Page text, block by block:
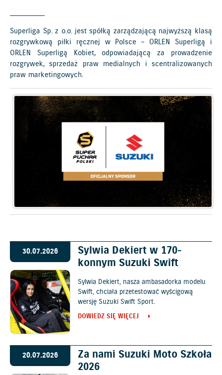
Superliga Sp. z o.o. jest spółką zarządzającą najwyższą klasą
rozgrywkową piłki ręcznej w Polsce – ORLEN Superligą i
ORLEN Superligą Kobiet, odpowiadającą za prowadzenie
rozgrywek, sprzedaż praw medialnych i scentralizowanych
praw marketingowych.
30.07.2026
Sylwia Dekiert w 170-
konnym Suzuki Swift
Sylwia Dekiert, nasza ambasadorka modelu
Swift, chciała przetestować wyścigową
wersję Suzuki Swift Sport.
DOWIEDZ SIĘ WIĘCEJ
20.07.2026
Za nami Suzuki Moto Szkoła
2026